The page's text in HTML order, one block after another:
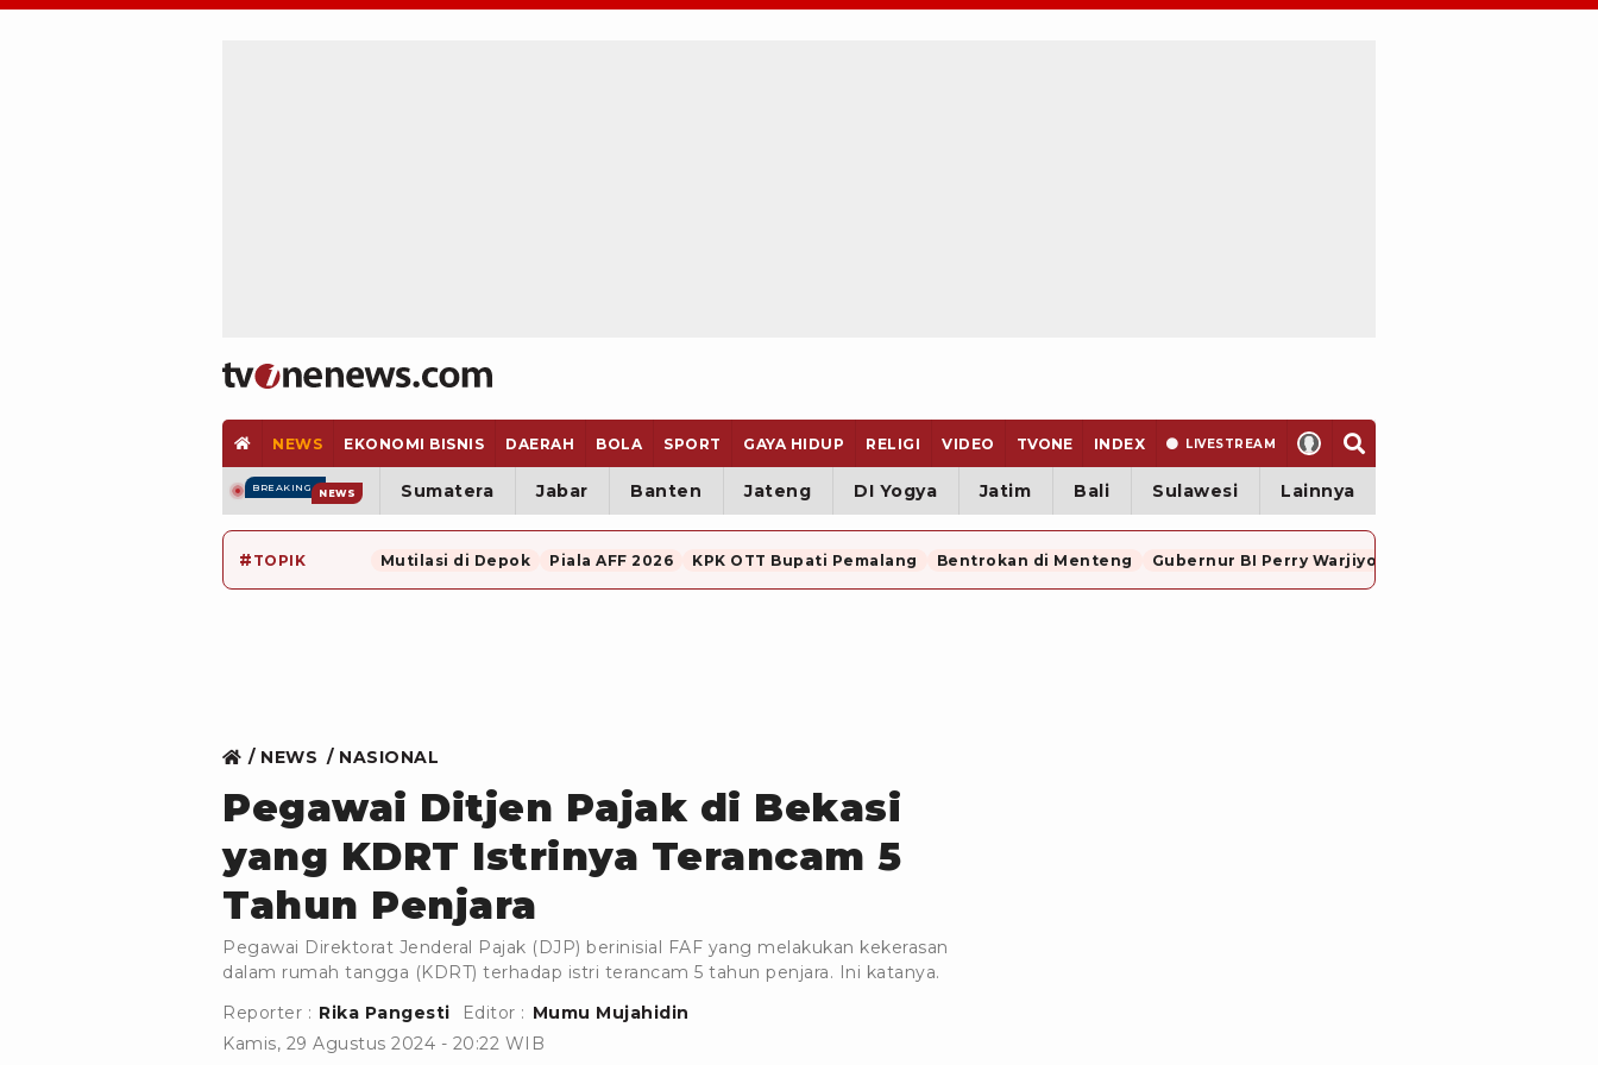
NEWS EKONOMI BISNIS DAERAH BOLA SPORT GAYA HIDUP RELIGI VIDEO TVONE INDEX LIVESTREAM
BREAKING NEWS Sumatera Jabar Banten Jateng DI Yogya Jatim Bali Sulawesi Lainnya
# TOPIK Mutilasi di Depok Piala AFF 2026 KPK OTT Bupati Pemalang Bentrokan di Menteng Gubernur BI Perry Warjiyo Mundur
NEWS NASIONAL
Pegawai Ditjen Pajak di Bekasi
yang KDRT Istrinya Terancam 5
Tahun Penjara
Pegawai Direktorat Jenderal Pajak (DJP) berinisial FAF yang melakukan kekerasan
dalam rumah tangga (KDRT) terhadap istri terancam 5 tahun penjara. Ini katanya.
Reporter : Rika Pangesti Editor : Mumu Mujahidin
Kamis, 29 Agustus 2024 - 20:22 WIB